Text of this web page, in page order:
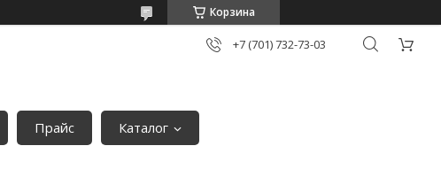
Корзина
+7 (701) 732-73-03
Прайс Каталог